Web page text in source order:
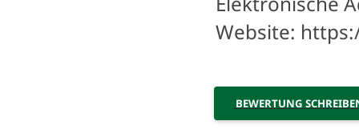
Website:
BEWERTUNG